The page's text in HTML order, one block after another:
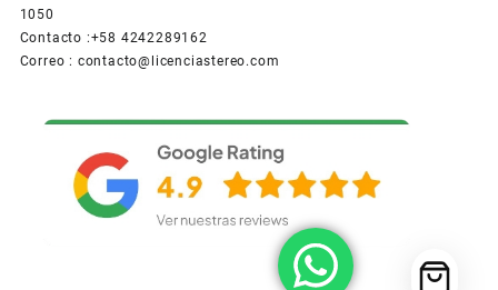
1050
Contacto :+58 4242289162
Correo : contacto@licenciastereo.com